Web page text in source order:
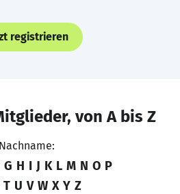
registrieren
von A bis Z
Nachname:
G H I J K L M N O P
T U V W X Y Z